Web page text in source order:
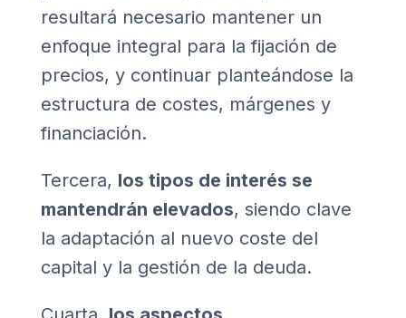
resultará necesario mantener un
enfoque integral para la fijación de
precios, y continuar planteándose la
estructura de costes, márgenes y
financiación.
Tercera, los tipos de interés se
mantendrán elevados, siendo clave
la adaptación al nuevo coste del
capital y la gestión de la deuda.